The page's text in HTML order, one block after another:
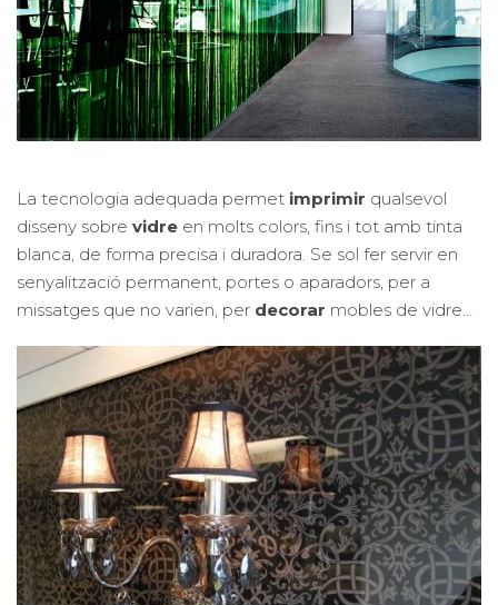
La tecnologia adequada permet imprimir qualsevol
disseny sobre vidre en molts colors, fins i tot amb tinta
blanca, de forma precisa i duradora. Se sol fer servir en
senyalització permanent, portes o aparadors, per a
missatges que no varien, per decorar mobles de vidre…